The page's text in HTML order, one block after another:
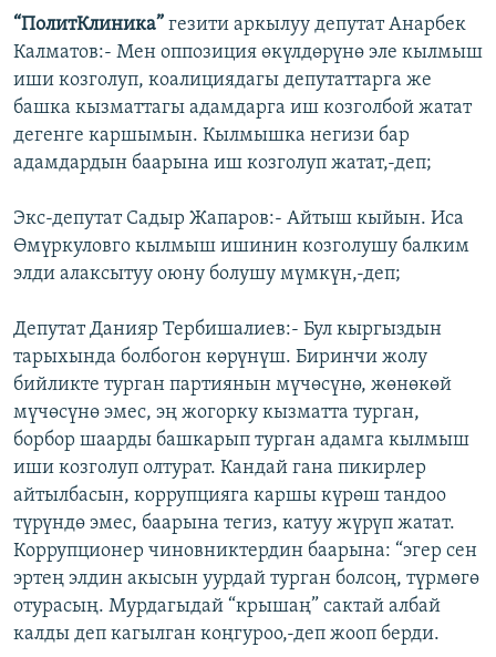
“ПолитКлиника” гезити аркылуу депутат Анарбек
Калматов:- Мен оппозиция өкүлдөрүнө эле кылмыш
иши козголуп, коалициядагы депутаттарга же
башка кызматтагы адамдарга иш козголбой жатат
дегенге каршымын. Кылмышка негизи бар
адамдардын баарына иш козголуп жатат,-деп;
Экс-депутат Садыр Жапаров:- Айтыш кыйын. Иса
Өмүркуловго кылмыш ишинин козголушу балким
элди алаксытуу оюну болушу мүмкүн,-деп;
Депутат Данияр Тербишалиев:- Бул кыргыздын
тарыхында болбогон көрүнүш. Биринчи жолу
бийликте турган партиянын мүчөсүнө, жөнөкөй
мүчөсүнө эмес, эң жогорку кызматта турган,
борбор шаарды башкарып турган адамга кылмыш
иши козголуп олтурат. Кандай гана пикирлер
айтылбасын, коррупцияга каршы күрөш тандоо
түрүндө эмес, баарына тегиз, катуу жүрүп жатат.
Коррупционер чиновниктердин баарына: “эгер сен
эртең элдин акысын уурдай турган болсоң, түрмөгө
отурасың. Мурдагыдай “крышаң” сактай албай
калды деп кагылган коңгуроо,-деп жооп берди.